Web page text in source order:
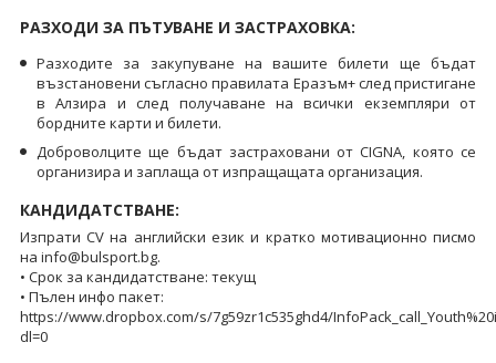
РАЗХОДИ ЗА ПЪТУВАНЕ И ЗАСТРАХОВКА:
Разходите за закупуване на вашите билети ще бъдат
възстановени съгласно правилата Еразъм+ след пристигане
в Алзира и след получаване на всички екземпляри от
бордните карти и билети.
Доброволците ще бъдат застраховани от CIGNA, която се
организира и заплаща от изпращащата организация.
КАНДИДАТСТВАНЕ:
Изпрати CV на английски език и кратко мотивационно писмо
на info@bulsport.bg.
• Срок за кандидатстване: текущ
• Пълен инфо пакет:
https://www.dropbox.com/s/7g59zr1c535ghd4/
dl=0